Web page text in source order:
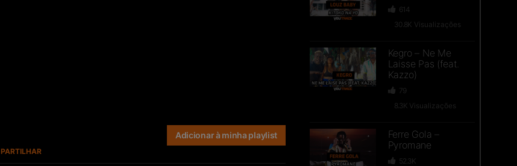
PARTILHAR
Adicionar à minha playlist
614
30.8K Visualizações
Kegro – Ne Me
Laisse Pas (feat.
Kazzo)
79
8.3K Visualizações
Ferre Gola –
Pyromane
52.3K